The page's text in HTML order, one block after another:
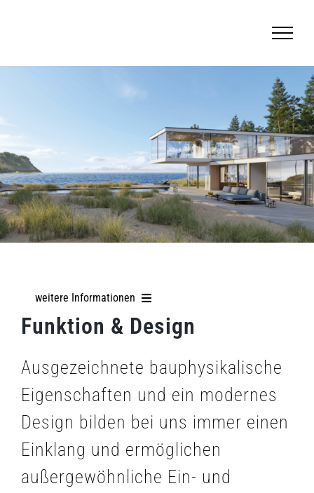
springen
weitere Informationen
Öffnungsarten
Schwellenausführung
Entwässerung
Dichtung
Funktion & Design
Ausgezeichnete bauphysikalische
Eigenschaften und ein modernes
Design bilden bei uns immer einen
Einklang und ermöglichen
außergewöhnliche Ein- und